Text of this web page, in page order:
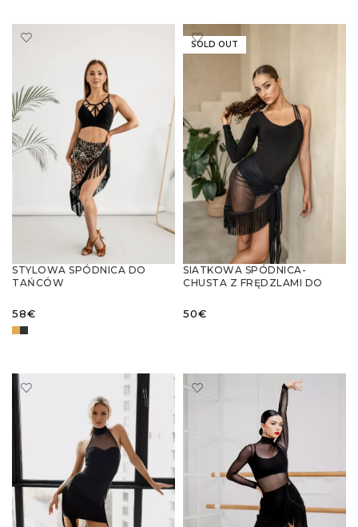
STYLOWA SPÓDNICA DO
TAŃCÓW
58€
SOLD OUT
SIATKOWA SPÓDNICA-
CHUSTA Z FRĘDZLAMI DO
LATYNOAMERYKAŃSKIEGO
50€